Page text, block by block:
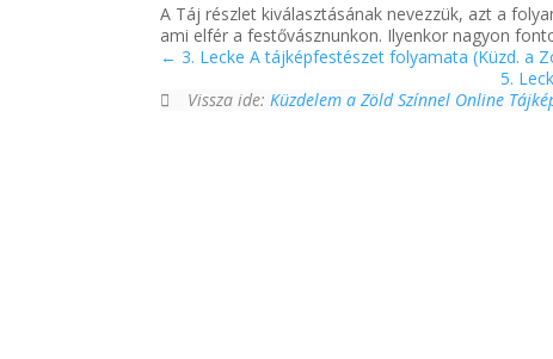
A Táj részlet kiválasztásának nevezzük, azt a
ami elfér a festővásznunkon. Ilyenkor nagyon
3. Lecke A tájképfestészet folyamata (Küzd. a
5.
Vissza ide: Küzdelem a Zöld Színnel Online